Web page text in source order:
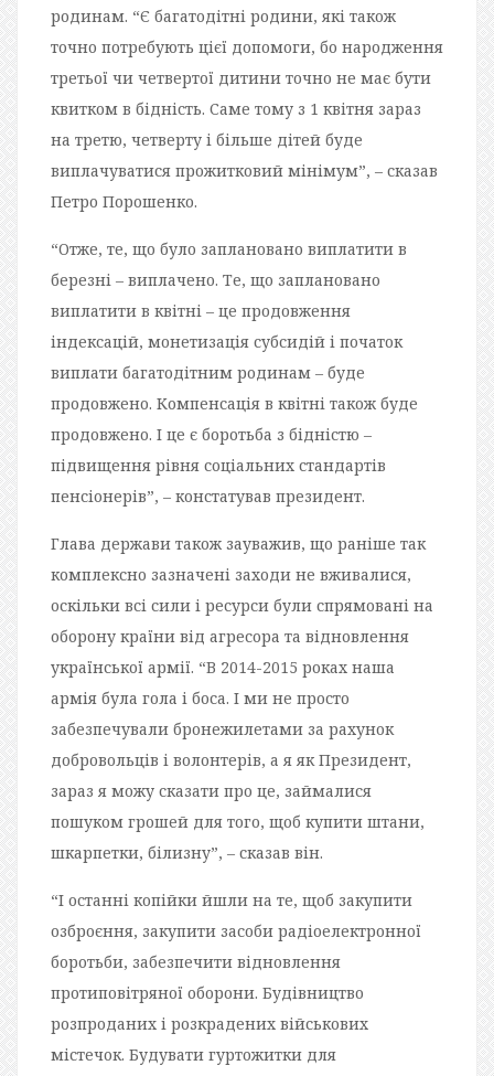
родинам. “Є багатодітні родини, які також
точно потребують цієї допомоги, бо народження
третьої чи четвертої дитини точно не має бути
квитком в бідність. Саме тому з 1 квітня зараз
на третю, четверту і більше дітей буде
виплачуватися прожитковий мінімум”, – сказав
Петро Порошенко.
“Отже, те, що було заплановано виплатити в
березні – виплачено. Те, що заплановано
виплатити в квітні – це продовження
індексацій, монетизація субсидій і початок
виплати багатодітним родинам – буде
продовжено. Компенсація в квітні також буде
продовжено. І це є боротьба з бідністю –
підвищення рівня соціальних стандартів
пенсіонерів”, – констатував президент.
Глава держави також зауважив, що раніше так
комплексно зазначені заходи не вживалися,
оскільки всі сили і ресурси були спрямовані на
оборону країни від агресора та відновлення
української армії. “В 2014-2015 роках наша
армія була гола і боса. І ми не просто
забезпечували бронежилетами за рахунок
добровольців і волонтерів, а я як Президент,
зараз я можу сказати про це, займалися
пошуком грошей для того, щоб купити штани,
шкарпетки, білизну”, – сказав він.
“І останні копійки йшли на те, щоб закупити
озброєння, закупити засоби радіоелектронної
боротьби, забезпечити відновлення
протиповітряної оборони. Будівництво
розпроданих і розкрадених військових
містечок. Будувати гуртожитки для